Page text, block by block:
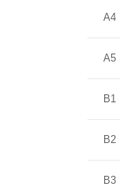
A4
A5
B1
B2
B3